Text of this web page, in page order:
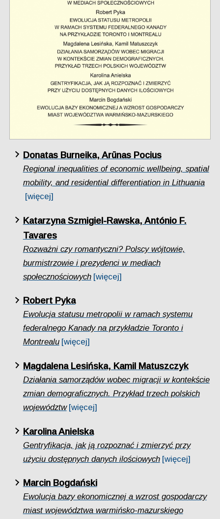
Donatas Burneika, Arūnas Pocius
Regional inequalities of economic wellbeing, spatial
mobility, and residential differentiation in Lithuania
[więcej]
Katarzyna Szmigiel-Rawska, António F.
Tavares
Rozważni czy romantyczni? Polscy wójtowie,
burmistrzowie i prezydenci w mediach
społecznościowych [więcej]
Robert Pyka
Ewolucja statusu metropolii w ramach systemu
federalnego Kanady na przykładzie Toronto i
Montrealu [więcej]
Magdalena Lesińska, Kamil Matuszczyk
Działania samorządów wobec migracji w kontekście
zmian demograficznych. Przykład trzech polskich
województw [więcej]
Karolina Anielska
Gentryfikacja, jak ją rozpoznać i zmierzyć przy
użyciu dostępnych danych ilościowych [więcej]
Marcin Bogdański
Ewolucja bazy ekonomicznej a wzrost gospodarczy
miast województwa warmińsko-mazurskiego